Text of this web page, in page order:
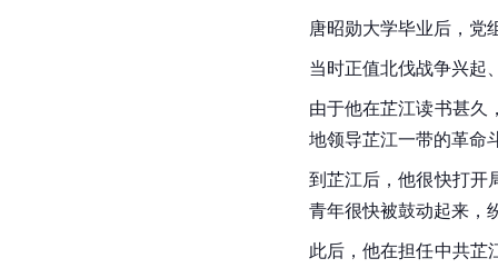
唐昭勋大学毕业后，党
当时正值北伐战争兴起
由于他在芷江读书甚久
地领导芷江一带的革命
到芷江后，他很快打开
青年很快被鼓动起来，
此后，他在担任中共芷